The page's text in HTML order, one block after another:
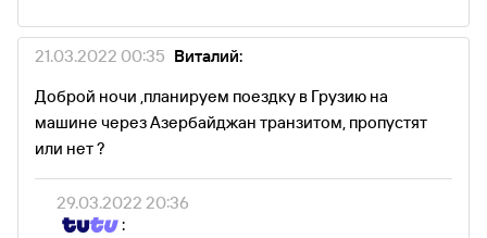
21.03.2022 00:35 Виталий:
Доброй ночи ,планируем поездку в Грузию на
машине через Азербайджан транзитом, пропустят
или нет ?
29.03.2022 20:36
: